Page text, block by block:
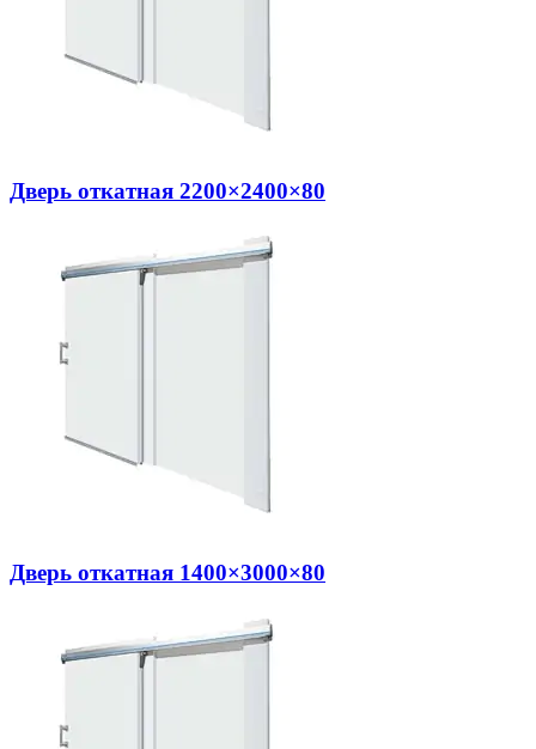
Дверь откатная 2200×2400×80
Дверь откатная 1400×3000×80